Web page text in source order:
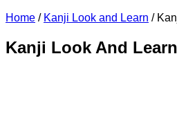
Home / Kanji Look and Learn /
Kanji Look And